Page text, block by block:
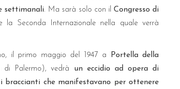
settimanali. Ma sarà solo con il Congresso di
Seconda Internazionale nella quale verrà
il primo maggio del 1947 a
Portella della
di Palermo), vedrà un eccidio ad opera di
braccianti che manifestavano per ottenere